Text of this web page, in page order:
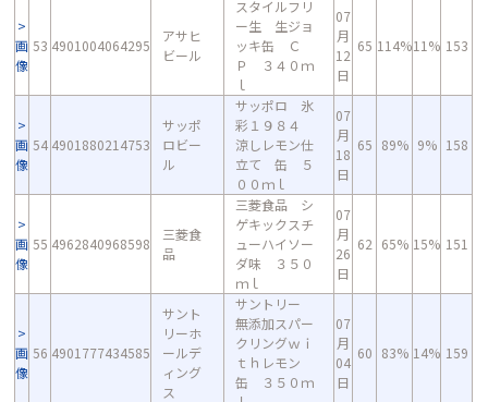
画
像
53 4901004064295
アサヒ
ビール
スタイルフリ
ー生 生ジョ
ッキ缶 Ｃ
Ｐ ３４０ｍ
ｌ
07
月
12
日
65 114%11% 153
画
像
54 4901880214753
サッポ
ロビー
ル
サッポロ 氷
彩１９８４
涼しレモン仕
立て 缶 ５
００ｍｌ
07
月
18
日
65 89% 9% 158
画
像
55 4962840968598
三菱食
品
三菱食品 シ
ゲキックスチ
ューハイソー
ダ味 ３５０
ｍｌ
07
月
26
日
62 65% 15% 151
画
像
56 4901777434585
サント
リーホ
ールデ
ィング
ス
サントリー
無添加スパー
クリングｗｉ
ｔｈレモン
缶 ３５０ｍ
07
月
04
日
60 83% 14% 159